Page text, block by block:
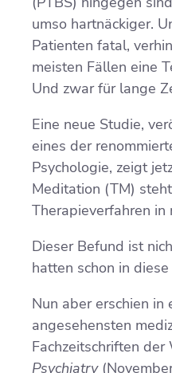
umso hartnäckiger.
Patienten fatal,
meisten Fällen eine
Und zwar für lange
Eine neue Studie,
eines der
Psychologie, zeigt
Meditation (TM)
Therapieverfahren in
Dieser Befund ist
hatten schon in
Nun aber erschien in
angesehensten
Fachzeitschriften der
Psychiatry